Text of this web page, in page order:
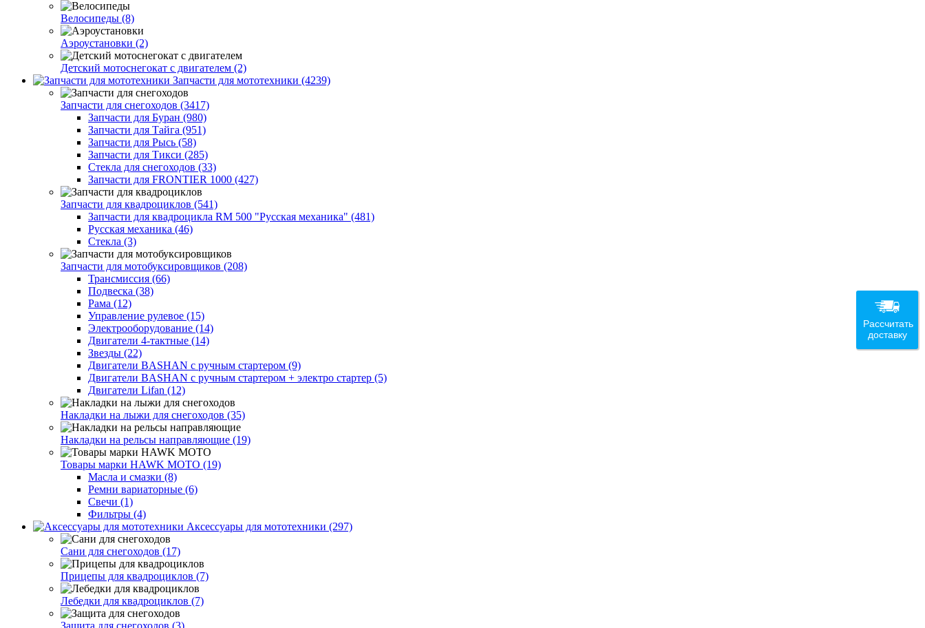
Велосипеды (8)
Аэроустановки (2)
Детский мотоснегокат с двигателем (2)
Запчасти для мототехники (4239)
Запчасти для снегоходов (3417)
Запчасти для Буран (980)
Запчасти для Тайга (951)
Запчасти для Рысь (58)
Запчасти для Тикси (285)
Стекла для снегоходов (33)
Запчасти для FRONTIER 1000 (427)
Запчасти для квадроциклов (541)
Запчасти для квадроцикла RM 500 "Русская механика" (481)
Русская механика (46)
Стекла (3)
Запчасти для мотобуксировщиков (208)
Трансмиссия (66)
Подвеска (38)
Рама (12)
Управление рулевое (15)
Электрооборудование (14)
Двигатели 4-тактные (14)
Звезды (22)
Двигатели BASHAN с ручным стартером (9)
Двигатели BASHAN с ручным стартером + электро стартер (5)
Двигатели Lifan (12)
Накладки на лыжи для снегоходов (35)
Накладки на рельсы направляющие (19)
Товары марки HAWK MOTO (19)
Масла и смазки (8)
Ремни вариаторные (6)
Свечи (1)
Фильтры (4)
Аксессуары для мототехники (297)
Сани для снегоходов (17)
Прицепы для квадроциклов (7)
Лебедки для квадроциклов (7)
Защита для снегоходов (3)
Рассчитать
доставку